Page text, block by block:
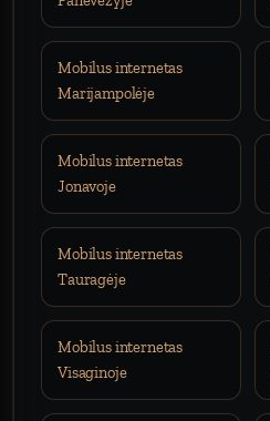
Mobilus internetas
Marijampolėje
Mobilus internetas
Jonavoje
Mobilus internetas
Tauragėje
Mobilus internetas
Visaginoje